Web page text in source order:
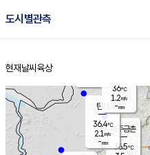
도시별관측
홈
현재날씨 육상
파주금촌
36.5℃
탄현
36.4℃
2.1 m/s
-mm
36℃
1.2m/s
-mm